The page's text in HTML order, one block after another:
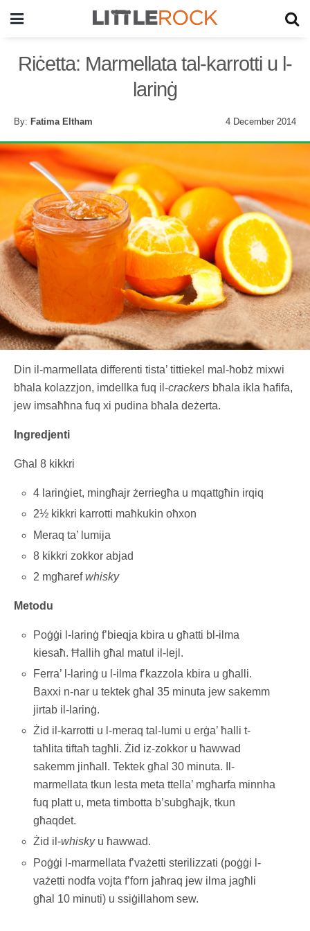
Riċetta: Marmellata tal-karrotti u l-
larinġ
By: Fatima Eltham 4 December 2014
Din il-marmellata differenti tista’ tittiekel mal-ħobż mixwi
bħala kolazzjon, imdellka fuq il-crackers bħala ikla ħafifa,
jew imsaħħna fuq xi pudina bħala deżerta.
Ingredjenti
Għal 8 kikkri
4 larinġiet, mingħajr żerriegħa u mqattgħin irqiq
2½ kikkri karrotti maħkukin oħxon
Meraq ta’ lumija
8 kikkri zokkor abjad
2 mgħarefwhisky
Metodu
Poġġi l-larinġ f’bieqja kbira u għatti bl-ilma
kiesaħ. Ħallih għal matul il-lejl.
Ferra’ l-larinġ u l-ilma f’kazzola kbira u għalli.
Baxxi n-nar u tektek għal 35 minuta jew sakemm
jirtab il-larinġ.
Żid il-karrotti u l-meraq tal-lumi u erġa’ ħalli t-
taħlita tiftaħ tagħli. Żid iz-zokkor u ħawwad
sakemm jinħall. Tektek għal 30 minuta. Il-
marmellata tkun lesta meta ttella’ mgħarfa minnha
fuq platt u, meta timbotta b’subgħajk, tkun
għaqdet.
Żid il-whiskyu ħawwad.
Poġġi l-marmellata f’vażetti sterilizzati (poġġi l-
vażetti nodfa vojta f’forn jaħraq jew ilma jagħli
għal 10 minuti) u ssiġillahom sew.